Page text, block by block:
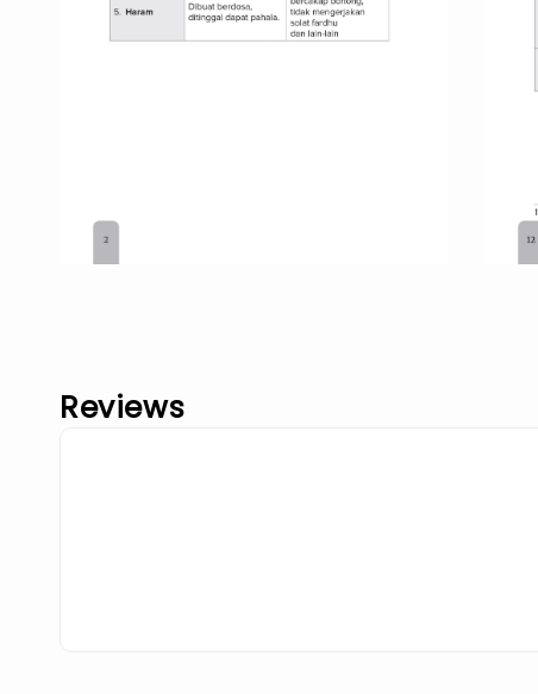
Reviews